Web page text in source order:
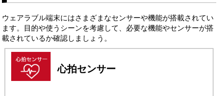
ウェアラブル端末にはさまざまなセンサーや機能が搭載されてい
ます。目的や使うシーンを考慮して、必要な機能やセンサーが搭
載されているか確認しましょう。
心拍センサー